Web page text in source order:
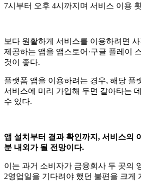
7시부터 오후 4시까지며 서비스 이용
보다 원활하게 서비스를 이용하려면
제공하는 앱을 앱스토어 ·구글 플레이
것이 좋다.
플랫폼 앱을 이용하려는 경우, 해당 플
서비스에 미리 가입해 두면 갈아타는
수 있다.
앱 설치부터 결과 확인까지 , 서비스의
분 내외가 될 전망이다.
이는 과거 소비자가 금융회사 두 곳의
2영업일을 기다려야 했던 불편을 크게